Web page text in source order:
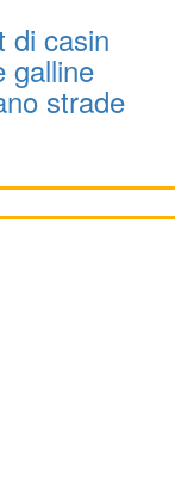
di casin
galline
strade